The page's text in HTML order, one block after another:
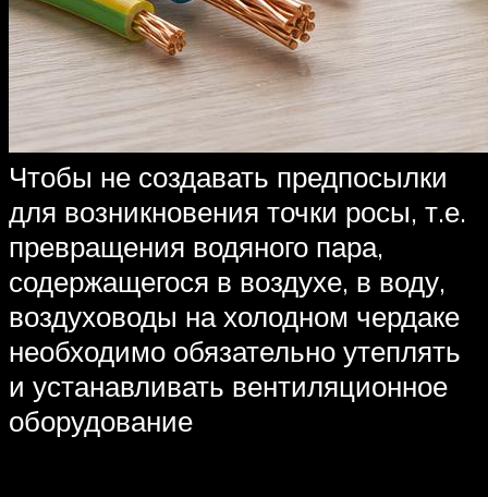
Чтобы не создавать предпосылки
для возникновения точки росы, т.е.
превращения водяного пара,
содержащегося в воздухе, в воду,
воздуховоды на холодном чердаке
необходимо обязательно утеплять
и устанавливать вентиляционное
оборудование